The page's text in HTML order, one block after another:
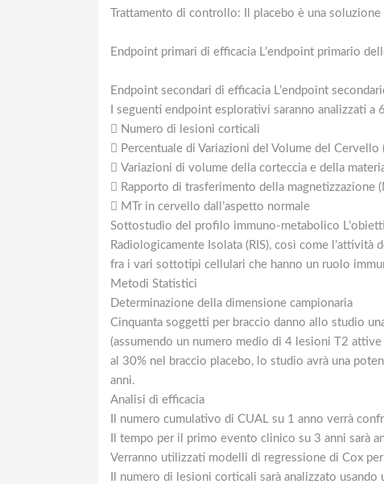
Trattamento di controllo: Il placebo è una
Endpoint primari di efficacia L’endpoint primario
Endpoint secondari di efficacia L’endpoint
I seguenti endpoint esplorativi saranno analizzati a
 Numero di lesioni corticali
 Percentuale di Variazioni del Volume del Cervello
 Variazioni di volume della corteccia e della
 Rapporto di trasferimento della magnetizzazione
 MTr in cervello dall’aspetto normale
Sottostudio del profilo immuno-metabolico
Radiologicamente Isolata (RIS), così come
fra i vari sottotipi cellulari che hanno un ruolo
Metodi Statistici
Determinazione della dimensione campionaria
Cinquanta soggetti per braccio danno allo studio
(assumendo un numero medio di 4 lesioni T2
al 30% nel braccio placebo, lo studio avrà una
anni.
Analisi di efficacia
Il numero cumulativo di CUAL su 1 anno verrà
Il tempo per il primo evento clinico su 3 anni sarà
Verranno utilizzati modelli di regressione di Cox
Il numero di lesioni corticali sarà analizzato